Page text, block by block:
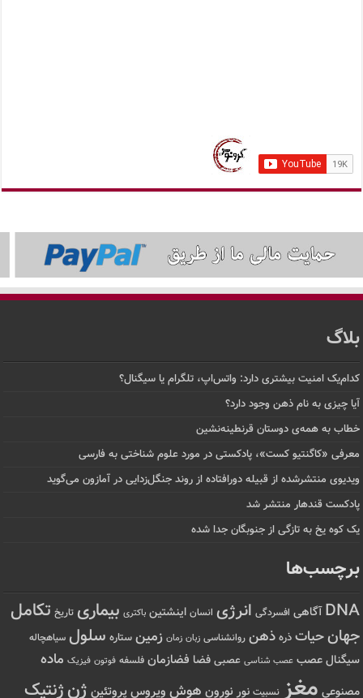
بلاگ
کدام‌یک امنیت بیشتری دارد: واتس‌اپ، تلگرام یا سیگنال؟
آیا چیزی به نام ذهن وجود دارد؟
خطاب به همه‌ی دوستان قرنطینه‌نشین
معرفی «کاگنتیو کست»، پادکستی در مورد علوم شناختی به فارسی
ویدیوی منتشرشده از قبیله دورافتاده‌ از روند جنگل‌زدایی در آمازون می‌گوید
پادکست قندهار منتشر شد
یک کوه یخ به تازگی از جنوبگان جدا شده
برچسب‌ها
DNA آگاهی افسردگی انرژی انسان اینشتین باکتری بیماری تاریخ تکامل
جهانحیات ذره ذهن روانشناسی زبان زمان زمین ستاره سلول سیاهچاله
سیگنال عصب عصب شناسی عصبی فضا فضازمان فلسفه فوتون فیزیک ماده
مصنوعی مغز نسبیت نور نورون هوش ویروس پروتئین ژنژنتیک